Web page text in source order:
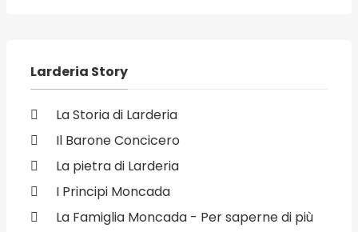
Larderia Story
La Storia di Larderia
Il Barone Concicero
La pietra di Larderia
I Principi Moncada
La Famiglia Moncada - Per saperne di più